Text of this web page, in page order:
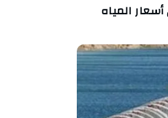
المياه